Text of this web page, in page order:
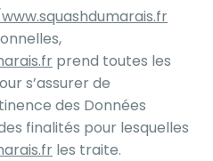
prend toutes les
s’assurer de
des Données
finalités pour lesquelles
les traite.